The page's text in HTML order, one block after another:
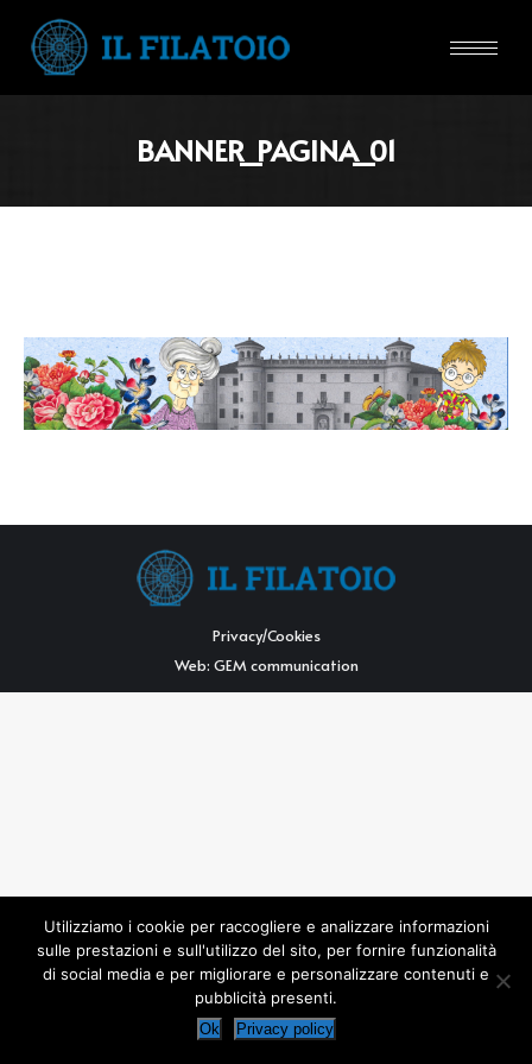
BANNER_PAGINA_01
Privacy/Cookies
Web: GEM communication
Utilizziamo i cookie per raccogliere e analizzare informazioni
sulle prestazioni e sull'utilizzo del sito, per fornire funzionalità
di social media e per migliorare e personalizzare contenuti e
pubblicità presenti.
Ok Privacy policy